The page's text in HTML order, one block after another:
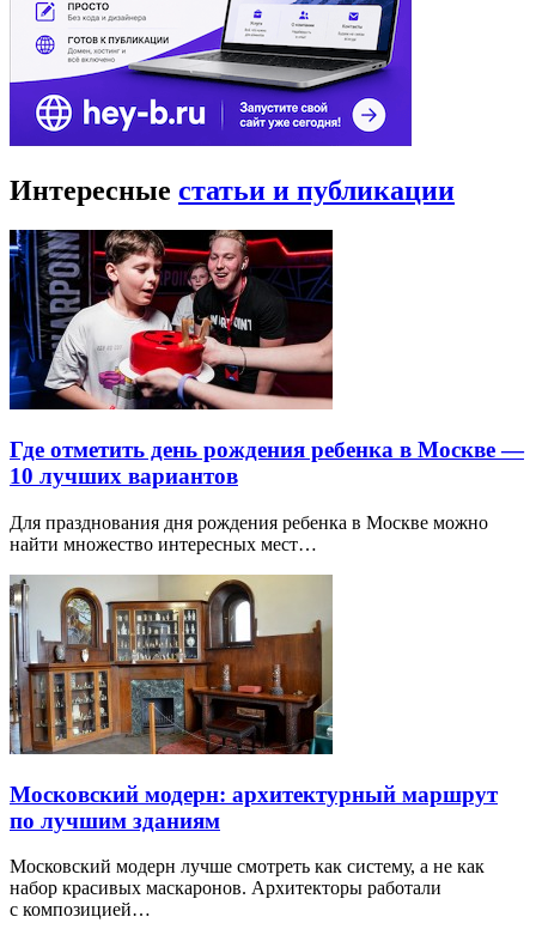
Интересные статьи и публикации
Где отметить день рождения ребенка в Москве —
10 лучших вариантов
Для празднования дня рождения ребенка в Москве можно
найти множество интересных мест…
Московский модерн: архитектурный маршрут
по лучшим зданиям
Московский модерн лучше смотреть как систему, а не как
набор красивых маскаронов. Архитекторы работали
с композицией…